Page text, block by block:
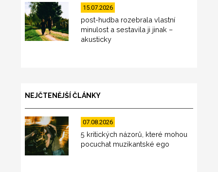
15.07.2026
post-hudba rozebrala vlastní
minulost a sestavila ji jinak –
akusticky
NEJČTENĚJŠÍ ČLÁNKY
07.08.2026
5 kritických názorů, které mohou
pocuchat muzikantské ego